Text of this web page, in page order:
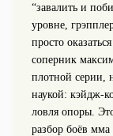
“завалить и
уровне,
просто
соперник
плотной серии,
наукой: кэйдж-
ловля опоры.
разбор боёв мма